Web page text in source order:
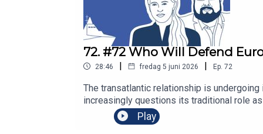
72. #72 Who Will Defend
28:46 | fredag 5 juni 2026 | Ep. 72
The transatlantic relationship is
increasingly questions its traditional role
episode, Anna Rennéus Guthrie speaks
(ECFR). She is also the author of the new
Play